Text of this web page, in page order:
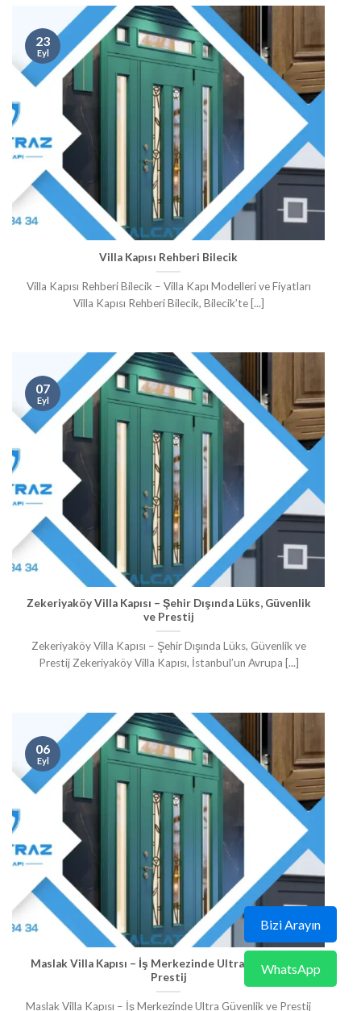
Villa Kapısı Rehberi Bilecik
Villa Kapısı Rehberi Bilecik – Villa Kapı Modelleri ve Fiyatları
Villa Kapısı Rehberi Bilecik, Bilecik’te [...]
23
Eyl
Zekeriyaköy Villa Kapısı – Şehir Dışında Lüks, Güvenlik
ve Prestij
Zekeriyaköy Villa Kapısı – Şehir Dışında Lüks, Güvenlik ve
Prestij Zekeriyaköy Villa Kapısı, İstanbul’un Avrupa [...]
07
Eyl
Maslak Villa Kapısı – İş Merkezinde Ultra Güvenlik ve
Prestij
Maslak Villa Kapısı – İş Merkezinde Ultra Güvenlik ve Prestij
06
Eyl
Bizi Arayın
WhatsApp